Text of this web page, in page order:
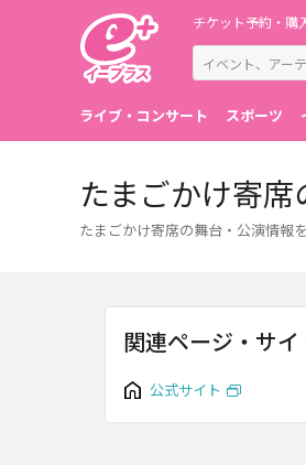
チケット予約・購
ライブ・コンサート スポーツ
たまごかけ寄
たまごかけ寄席の舞台・公演情報
関連ページ・サイ
公式サイト